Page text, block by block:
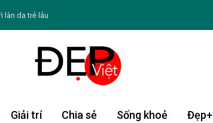
làn da trẻ lâu
sĩ Hồng Đào
lĩnh vực hoàn toàn khác nhau
ngày 6/8/2026: Bọ Cạp thuận lợi
Giải trí Chia sẻ Sống khoẻ Đẹp+